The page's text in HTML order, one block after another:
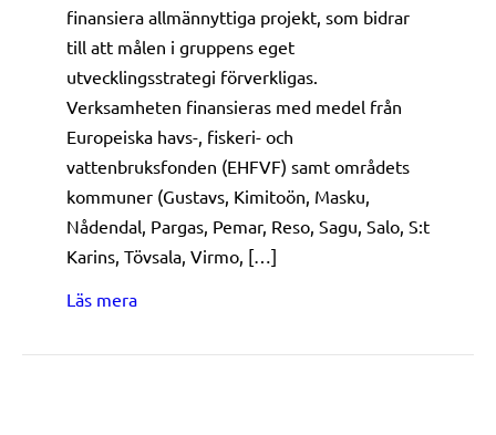
finansiera allmännyttiga projekt, som bidrar
till att målen i gruppens eget
utvecklingsstrategi förverkligas.
Verksamheten finansieras med medel från
Europeiska havs-, fiskeri- och
vattenbruksfonden (EHFVF) samt områdets
kommuner (Gustavs, Kimitoön, Masku,
Nådendal, Pargas, Pemar, Reso, Sagu, Salo, S:t
Karins, Tövsala, Virmo, […]
Läs meraabout Ansökningstiden till fiskeleader är